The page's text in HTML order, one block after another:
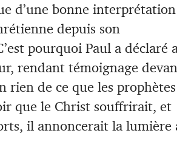
d’une bonne interprétation
depuis son
pourquoi Paul a déclaré
rendant témoignage
rien de ce que les prophètes
que le Christ souffrirait, et
il annoncerait la lumière